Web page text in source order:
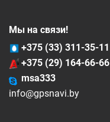
Мы на связи!
+375 (33) 311-35-11
+375 (29) 164-66-66
msa333
info@gpsnavi.by